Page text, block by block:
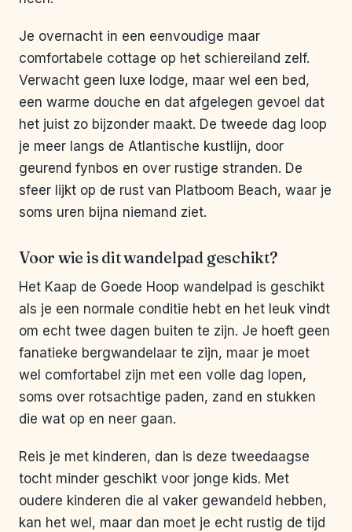
Je overnacht in een eenvoudige maar
comfortabele cottage op het schiereiland zelf.
Verwacht geen luxe lodge, maar wel een bed,
een warme douche en dat afgelegen gevoel dat
het juist zo bijzonder maakt. De tweede dag loop
je meer langs de Atlantische kustlijn, door
geurend fynbos en over rustige stranden. De
sfeer lijkt op de rust van Platboom Beach, waar je
soms uren bijna niemand ziet.
Voor wie is dit wandelpad geschikt?
Het Kaap de Goede Hoop wandelpad is geschikt
als je een normale conditie hebt en het leuk vindt
om echt twee dagen buiten te zijn. Je hoeft geen
fanatieke bergwandelaar te zijn, maar je moet
wel comfortabel zijn met een volle dag lopen,
soms over rotsachtige paden, zand en stukken
die wat op en neer gaan.
Reis je met kinderen, dan is deze tweedaagse
tocht minder geschikt voor jonge kids. Met
oudere kinderen die al vaker gewandeld hebben,
kan het wel, maar dan moet je echt rustig de tijd